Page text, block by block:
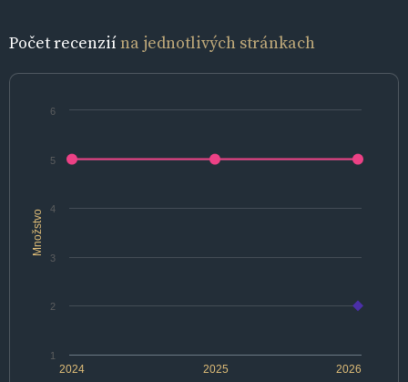
Počet recenziína jednotlivých stránkach
Množstvo
2024 2025 2026
1
2
3
4
5
6